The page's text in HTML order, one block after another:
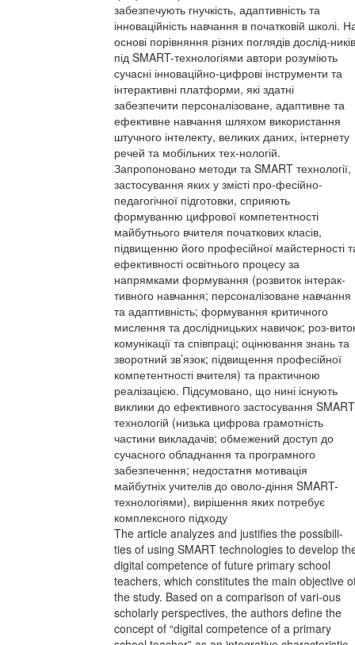
забезпечують гнучкість, адаптивність та
інноваційність навчання в початковій школі.
основі порівняння різних поглядів дослід-
під SMART-технологіями автори розуміють
сучасні інноваційно-цифрові інструменти та
інтерактивні платформи, які здатні
забезпечити персоналізоване, адаптивне та
ефективне навчання шляхом використання
штучного інтелекту, великих даних, інтернету
речей та мобільних тех-нологій.
Запропоновано методи та SMART технології,
застосування яких у змісті про-фесійно-
педагогічної підготовки, сприяють
формуванню цифрової компетентності
майбутнього вчителя початкових класів,
підвищенню його професійної майстерності
ефективності освітнього процесу за
напрямками формування (розвиток інтерак-
тивного навчання; персоналізоване навчання
та адаптивність; формування критичного
мислення та дослідницьких навичок; роз-
комунікації та співпраці; оцінювання знань та
зворотний зв’язок; підвищення професійної
компетентності вчителя) та практичною
реалізацією. Підсумовано, що нині існують
виклики до ефективного застосування
технологій (низька цифрова грамотність
частини викладачів; обмежений доступ до
сучасного обладнання та програмного
забезпечення; недостатня мотивація
майбутніх учителів до оволо-діння SMART-
технологіями), вирішення яких потребує
комплексного підходу
The article analyzes and justifies the possibili-
ties of using SMART technologies to develop
digital competence of future primary school
teachers, which constitutes the main objective
the study. Based on a comparison of vari-ous
scholarly perspectives, the authors define the
concept of “digital competence of a primary